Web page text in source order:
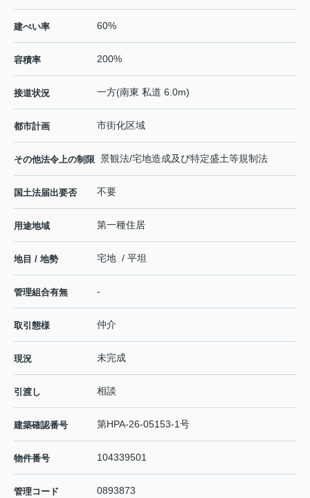
建ぺい率 60%
容積率 200%
接道状況 一方(南東 私道 6.0m)
都市計画 市街化区域
その他法令上の制限 景観法/宅地造成及び特定盛土等規制法
国土法届出要否 不要
用途地域 第一種住居
地目 / 地勢 宅地 / 平坦
管理組合有無 -
取引態様 仲介
現況 未完成
引渡し 相談
建築確認番号 第HPA-26-05153-1号
物件番号 104339501
管理コード 0893873